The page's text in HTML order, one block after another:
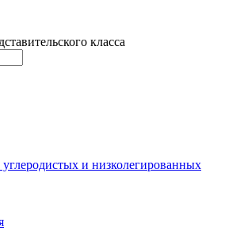
класса
и низколегированных